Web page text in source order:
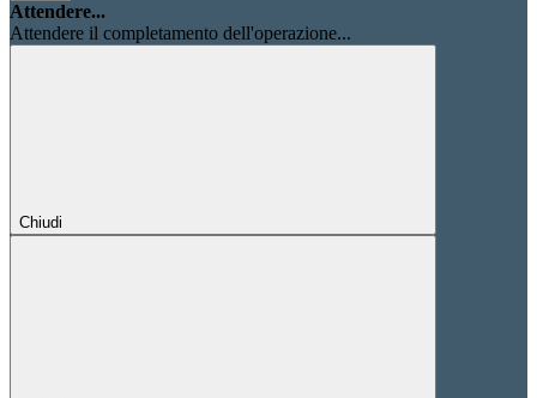
Attendere...
Attendere il completamento dell'operazione...
Chiudi